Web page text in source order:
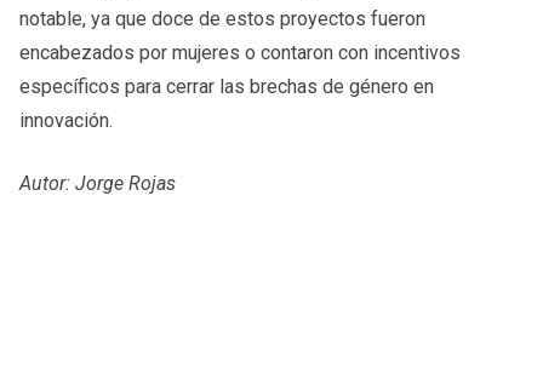
notable, ya que doce de estos proyectos fueron
encabezados por mujeres o contaron con incentivos
específicos para cerrar las brechas de género en
innovación.
Autor: Jorge Rojas